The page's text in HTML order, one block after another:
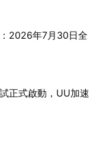
2026年7月30日全
正式啟動，UU加速